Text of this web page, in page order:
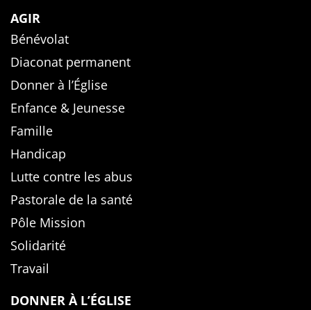
AGIR
Bénévolat
Diaconat permanent
Donner à l’Église
Enfance & Jeunesse
Famille
Handicap
Lutte contre les abus
Pastorale de la santé
Pôle Mission
Solidarité
Travail
DONNER À L’ÉGLISE